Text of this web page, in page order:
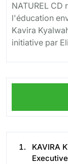
NATUREL CD
l'éducation
Kavira
initiative par
KAVIRA